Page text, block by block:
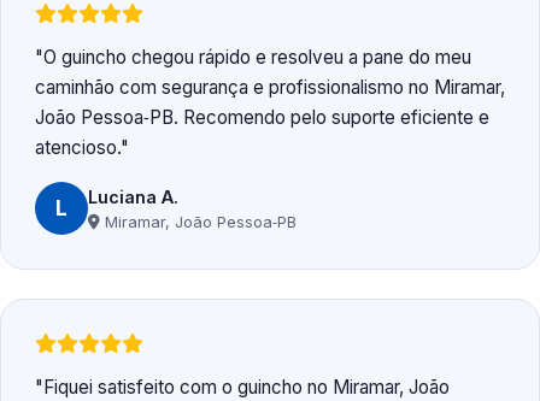
O guincho chegou rápido e resolveu a pane do meu
caminhão com segurança e profissionalismo no Miramar,
João Pessoa‑PB. Recomendo pelo suporte eficiente e
atencioso.
L Luciana A.
Miramar, João Pessoa‑PB
Fiquei satisfeito com o guincho no Miramar, João